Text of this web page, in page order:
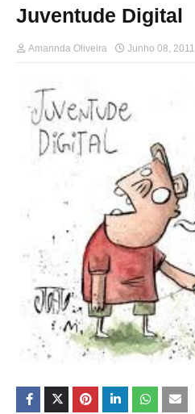
Juventude Digital
Amannda Oliveira Junho 08, 2011